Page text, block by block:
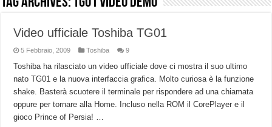
Dashcam 70mai A810 Lite: Piccola, 4K e molto efficace. Ecco come va in strada
NON Crederai a quanta LUCE fa questa Lampada Letour! – RECENSIONE
Cecotec Millor, recensione della mountain bike elettrica biammortizzata.
Chi l’ha detto che gli Open-Ear suonano male? Recensione EarFun Clip 2
BENKS OMNIWARRIOR: Più di un semplice vetro temperato!
Video ufficiale Toshiba TG01
5 Febbraio, 2009 Toshiba 9
Toshiba ha rilasciato un video ufficiale dove ci mostra il suo ultimo
nato TG01 e la nuova interfaccia grafica. Molto curiosa è la funzione
shake. Basterà scuotere il terminale per rispondere ad una chiamata
oppure per tornare alla Home. Incluso nella ROM il CorePlayer e il
gioco Prince of Persia! …